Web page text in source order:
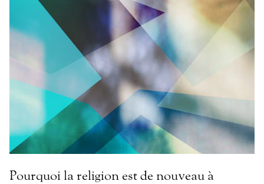
Pourquoi la religion est de nouveau à